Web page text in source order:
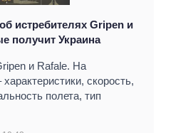
истребителях Gripen и
получит Украина
и Rafale. На
скорость,
полета, тип